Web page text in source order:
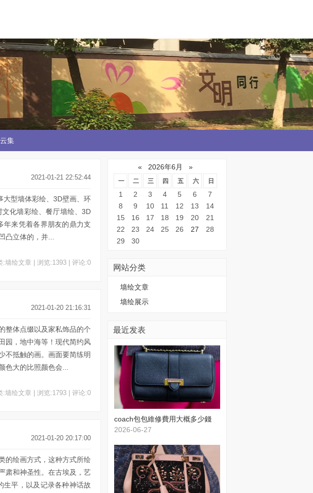
集
2021-01-21 22:52:44
大型墙体彩绘、3D壁画、环
化墙彩绘、餐厅墙绘、3D
年来凭着各界朋友的鼎力支
立体的，并...
:墙绘文章 | 浏览:1393 | 评论:0
2021-01-20 21:16:31
整体点缀以及家私饰品的个
园，地中海等！现代简约风
不抵触的画。画面要简练明
大的比照颜色会...
:墙绘文章 | 浏览:1793 | 评论:0
2021-01-20 20:17:00
的绘画方式，这种方式所绘
肃和神圣性。在古埃及，艺
生平，以及记录各种神话故
« 2026年6月 »
一 二 三 四 五 六 日
1 2 3 4 5 6
7
8
9 10 11 12 13
14
15
16 17 18 19 20
21
22
23 24 25 26 27
28
29
30
网站分类
墙绘文章
墙绘展示
最近发表
​coach包包維修費用大概多少錢
2026-06-27